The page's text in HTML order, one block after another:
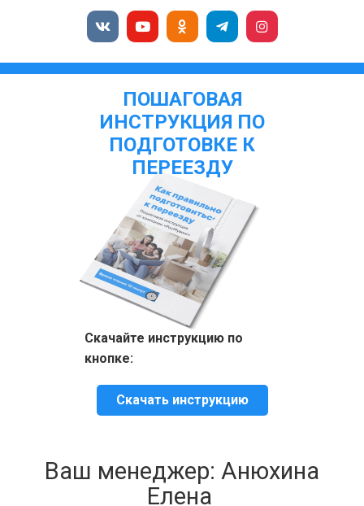
ПОШАГОВАЯ
ИНСТРУКЦИЯ ПО
ПОДГОТОВКЕ К
ПЕРЕЕЗДУ
Скачайте инструкцию по
кнопке:
Скачать инструкцию
Ваш менеджер: Анюхина
Елена